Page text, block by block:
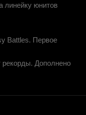
линейку юнитов
Battles. Первое
рекорды. Дополнено